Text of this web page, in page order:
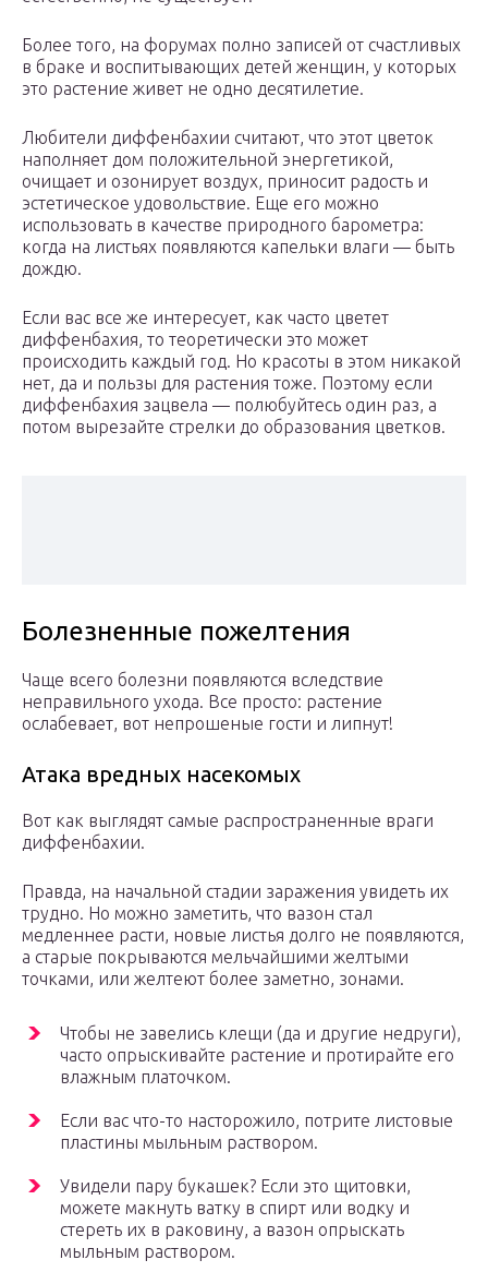
Более того, на форумах полно записей от счастливых
в браке и воспитывающих детей женщин, у которых
это растение живет не одно десятилетие.
Любители диффенбахии считают, что этот цветок
наполняет дом положительной энергетикой,
очищает и озонирует воздух, приносит радость и
эстетическое удовольствие. Еще его можно
использовать в качестве природного барометра:
когда на листьях появляются капельки влаги — быть
дождю.
Если вас все же интересует, как часто цветет
диффенбахия, то теоретически это может
происходить каждый год. Но красоты в этом никакой
нет, да и пользы для растения тоже. Поэтому если
диффенбахия зацвела — полюбуйтесь один раз, а
потом вырезайте стрелки до образования цветков.
Болезненные пожелтения
Чаще всего болезни появляются вследствие
неправильного ухода. Все просто: растение
ослабевает, вот непрошеные гости и липнут!
Атака вредных насекомых
Вот как выглядят самые распространенные враги
диффенбахии.
Правда, на начальной стадии заражения увидеть их
трудно. Но можно заметить, что вазон стал
медленнее расти, новые листья долго не появляются,
а старые покрываются мельчайшими желтыми
точками, или желтеют более заметно, зонами.
Чтобы не завелись клещи (да и другие недруги),
часто опрыскивайте растение и протирайте его
влажным платочком.
Если вас что-то насторожило, потрите листовые
пластины мыльным раствором.
Увидели пару букашек? Если это щитовки,
можете макнуть ватку в спирт или водку и
стереть их в раковину, а вазон опрыскать
мыльным раствором.